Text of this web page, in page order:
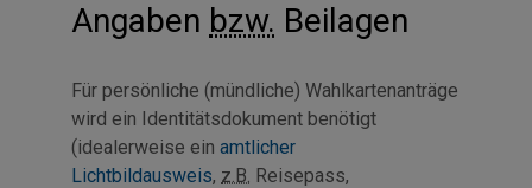
Angaben bzw. Beilagen
Für persönliche (mündliche) Wahlkartenanträge
wird ein Identitätsdokument benötigt
(idealerweise ein amtlicher
Lichtbildausweis, z.B. Reisepass,